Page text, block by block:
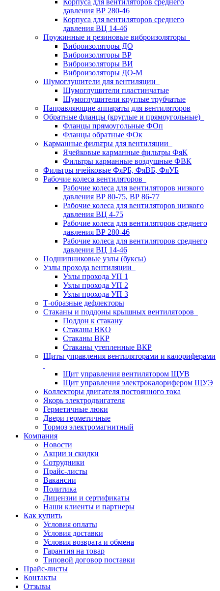
Корпуса для вентиляторов среднего
давления ВР 280-46
Корпуса для вентиляторов среднего
давления ВЦ 14-46
Пружинные и резиновые виброизоляторы
Виброизоляторы ДО
Виброизоляторы ВР
Виброизоляторы ВИ
Виброизоляторы ДО-М
Шумоглушители для вентиляции
Шумоглушители пластинчатые
Шумоглушители круглые трубчатые
Направляющие аппараты для вентиляторов
Обратные фланцы (круглые и прямоугольные)
Фланцы прямоугольные ФОп
Фланцы обратные ФОк
Карманные фильтры для вентиляции
Ячейковые карманные фильтры ФяК
Фильтры карманные воздушные ФВК
Фильтры ячейковые ФяРБ, ФяВБ, ФяУБ
Рабочие колеса вентиляторов
Рабочие колеса для вентиляторов низкого
давления ВР 80-75, ВР 86-77
Рабочие колеса для вентиляторов низкого
давления ВЦ 4-75
Рабочие колеса для вентиляторов среднего
давления ВР 280-46
Рабочие колеса для вентиляторов среднего
давления ВЦ 14-46
Подшипниковые узлы (буксы)
Узлы прохода вентиляции
Узлы прохода УП 1
Узлы прохода УП 2
Узлы прохода УП 3
Т-образные дефлекторы
Стаканы и поддоны крышных вентиляторов
Поддон к стакану
Стаканы ВКО
Стаканы ВКР
Стаканы утепленные ВКР
Щиты управления вентиляторами и калориферами
Щит управления вентилятором ЩУВ
Щит управления электрокалорифером ЩУЭ
Коллекторы двигателя постоянного тока
Якорь электродвигателя
Герметичные люки
Двери герметичные
Тормоз электромагнитный
Компания
Новости
Акции и скидки
Сотрудники
Прайс-листы
Вакансии
Политика
Лицензии и сертификаты
Наши клиенты и партнеры
Как купить
Условия оплаты
Условия доставки
Условия возврата и обмена
Гарантия на товар
Типовой договор поставки
Прайс-листы
Контакты
Отзывы